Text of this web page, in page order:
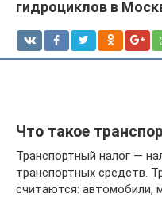
гидроциклов в
Что такое
Транспортный налог —
транспортных средств.
считаются: автомобили,